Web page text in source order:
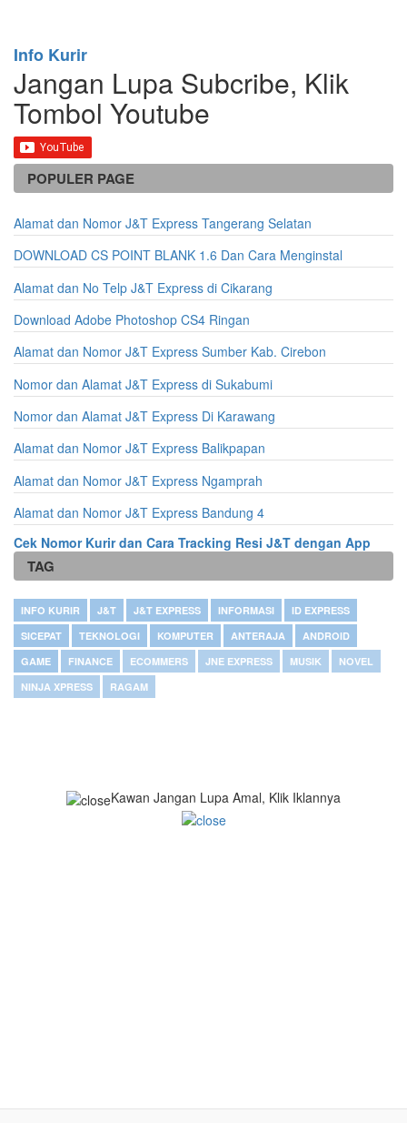
Info Kurir
Jangan Lupa Subcribe, Klik
Tombol Youtube
POPULER PAGE
Alamat dan Nomor J&T Express Tangerang Selatan
DOWNLOAD CS POINT BLANK 1.6 Dan Cara Menginstal
Alamat dan No Telp J&T Express di Cikarang
Download Adobe Photoshop CS4 Ringan
Alamat dan Nomor J&T Express Sumber Kab. Cirebon
Nomor dan Alamat J&T Express di Sukabumi
Nomor dan Alamat J&T Express Di Karawang
Alamat dan Nomor J&T Express Balikpapan
Alamat dan Nomor J&T Express Ngamprah
Alamat dan Nomor J&T Express Bandung 4
Cek Nomor Kurir dan Cara Tracking Resi J&T dengan App
TAG
INFO KURIR J&T J&T EXPRESS INFORMASI
ID EXPRESS
SICEPAT
TEKNOLOGI KOMPUTER ANTERAJA
ANDROID
GAME
FINANCE ECOMMERS JNE EXPRESS MUSIK
NOVEL
NINJA XPRESS
RAGAM
Kawan Jangan Lupa Amal, Klik Iklannya